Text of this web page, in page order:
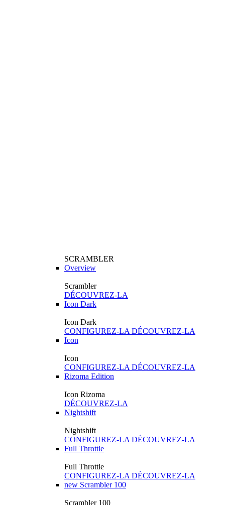
SCRAMBLER
Overview
Scrambler
DÉCOUVREZ-LA
Icon Dark
Icon Dark
CONFIGUREZ-LA DÉCOUVREZ-LA
Icon
Icon
CONFIGUREZ-LA DÉCOUVREZ-LA
Rizoma Edition
Icon Rizoma
DÉCOUVREZ-LA
Nightshift
Nightshift
CONFIGUREZ-LA DÉCOUVREZ-LA
Full Throttle
Full Throttle
CONFIGUREZ-LA DÉCOUVREZ-LA
new Scrambler 100
Scrambler 100